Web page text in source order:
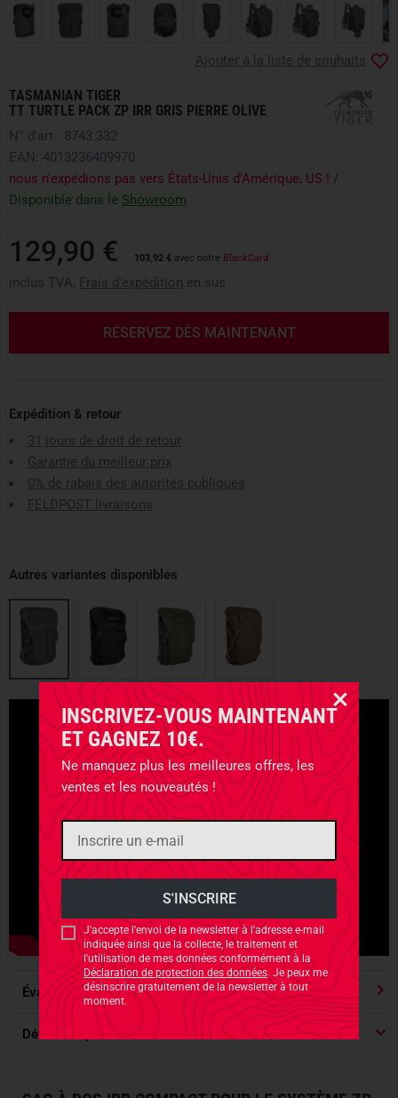
INSCRIVEZ-VOUS MAINTENANT
ET GAGNEZ 10€.
Ne manquez plus les meilleures offres, les
ventes et les nouveautés !
J'accepte l'envoi de la newsletter à l'adresse e-mail
indiquée ainsi que la collecte, le traitement et
l'utilisation de mes données conformément à la
Déclaration de protection des données. Je peux me
désinscrire gratuitement de la newsletter à tout
moment.
TASMANIAN TIGER
TT TURTLE PACK ZP IRR GRIS PIERRE OLIVE
Ajouter à la liste de souhaits
N° d'art : 8743.332
EAN: 4013236409970
nous n'expédions pas vers États-Unis d'Amérique, US ! /
Disponible dans le Showroom
129,90 € 103,92 € avec notre BlackCard
inclus TVA, Frais d'expédition en sus
RÉSERVEZ DÈS MAINTENANT
Expédition & retour
31 jours de droit de retour
Garantie du meilleur prix
0% de rabais des autorités publiques
FELDPOST livraisons
Autres variantes disponibles
Évaluations 4.91/ 5 Étoile
Détails du produit